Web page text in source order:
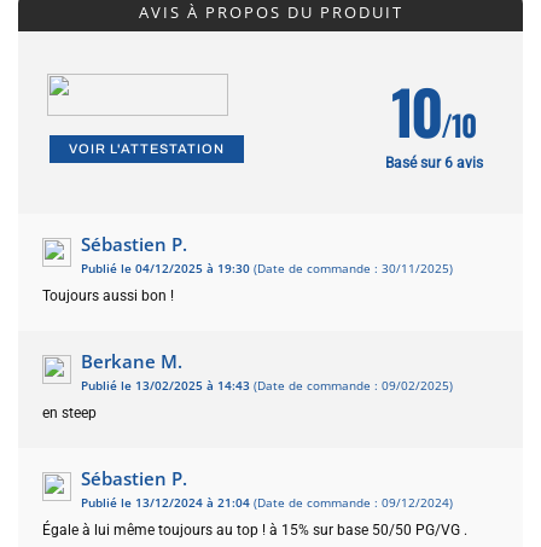
AVIS À PROPOS DU PRODUIT
VOIR L'ATTESTATION 10/10
Basé sur 6 avis
Sébastien P.
Publié le 04/12/2025 à 19:30 (Date de commande : 30/11/2025)
Toujours aussi bon !
Berkane M.
Publié le 13/02/2025 à 14:43 (Date de commande : 09/02/2025)
en steep
Sébastien P.
Publié le 13/12/2024 à 21:04 (Date de commande : 09/12/2024)
Égale à lui même toujours au top ! à 15% sur base 50/50 PG/VG .